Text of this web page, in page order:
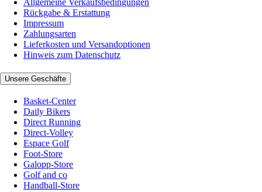
Allgemeine Verkaufsbedingungen
Rückgabe & Erstattung
Impressum
Zahlungsarten
Lieferkosten und Versandoptionen
Hinweis zum Datenschutz
Unsere Geschäfte
Basket-Center
Daily Bikers
Direct Running
Direct-Volley
Espace Golf
Foot-Store
Galopp-Store
Golf and co
Handball-Store